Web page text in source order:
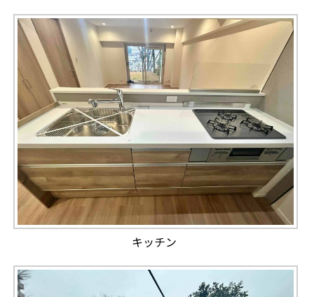
キッチン